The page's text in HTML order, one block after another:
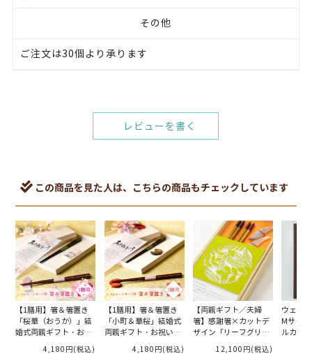
その他
ご注文は30個より承ります
レビューを書く
この商品を見た人は、こちらの商品もチェックしています
【1膳用】箸＆箸置き
「桜華（おうか）」結
婚式両親ギフト・お祝
い・記念品/メッセージ
カード付
4,180円(税込)
【1膳用】箸＆箸置き
「小町＆華桜」結婚式
両親ギフト・お祝い・
記念品/メッセージカー
4,180円(税込)
【両親ギフト／夫婦
箸】感謝箸×カットデ
ザイン「リーフグリー
12,100円(税込)
ウェデ
Mサイ
ルカム